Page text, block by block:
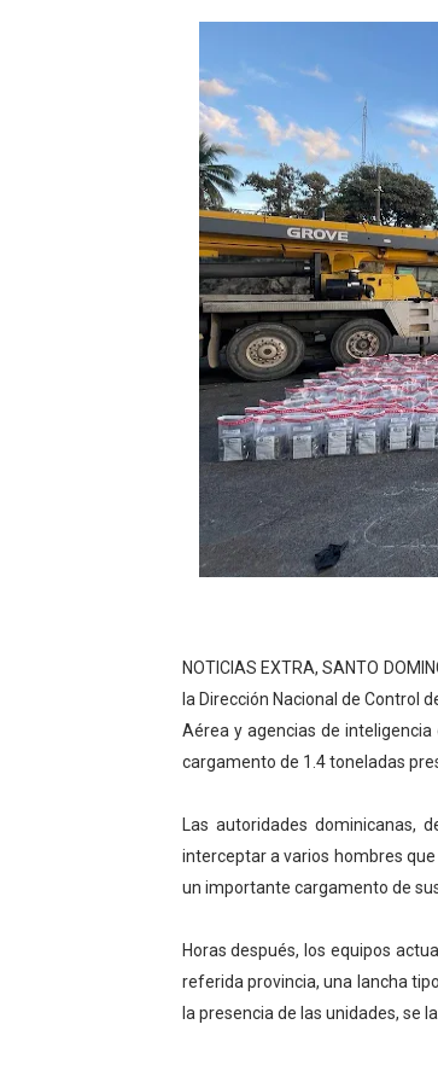
Centro
RD ENTREGA
Alcaldesa
Capitán Avispa
DELEGACIÓN
Liga Municipal,
Alcaldía del DN
Inespre inicia
DIPLAN
Carolina Mejía
Club de Villa
Carolina Mejía
Alcaldía del
LOS HEAT
NOTICIAS EXTRA, SANTO
la Dirección Nacional de Control
Aérea y agencias de
cargamento de 1.4 toneladas
Las autoridades dominicanas,
interceptar a varios hombres
un importante cargamento de
Horas después, los equipos
referida provincia, una lancha
la presencia de las unidades, se